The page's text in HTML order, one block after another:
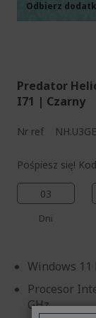
Odbierz
Predator
I71 | Czarny
Nr ref
Pośpiesz się!
03
Dni
Windows 11
Procesor
GHz